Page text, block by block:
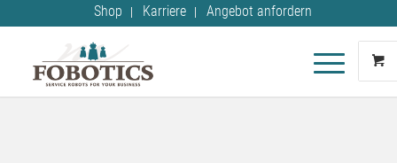
Shop Karriere Angebot anfordern